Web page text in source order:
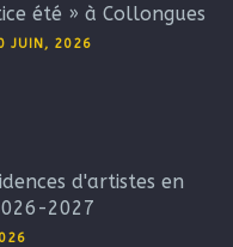
été » à Collongues
JUIN, 2026
d'artistes en
2027